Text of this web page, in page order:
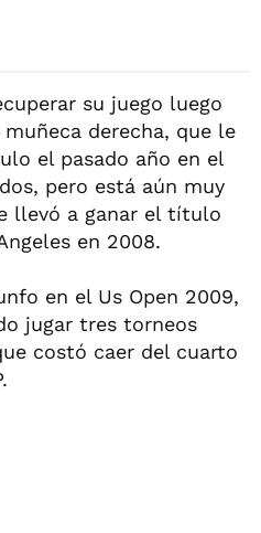
su juego luego
derecha, que le
el pasado año en el
pero está aún muy
llevó a ganar el título
en 2008.
en el Us Open 2009,
jugar tres torneos
costó caer del cuarto